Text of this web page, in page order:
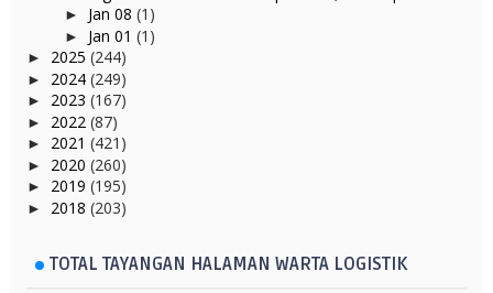
► Jan 08 (1)
► Jan 01 (1)
► 2025 (244)
► 2024 (249)
► 2023 (167)
► 2022 (87)
► 2021 (421)
► 2020 (260)
► 2019 (195)
► 2018 (203)
TOTAL TAYANGAN HALAMAN WARTA LOGISTIK